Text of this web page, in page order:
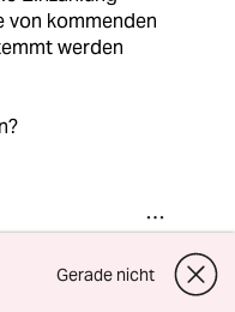
von kommenden
werden
Gerade nicht